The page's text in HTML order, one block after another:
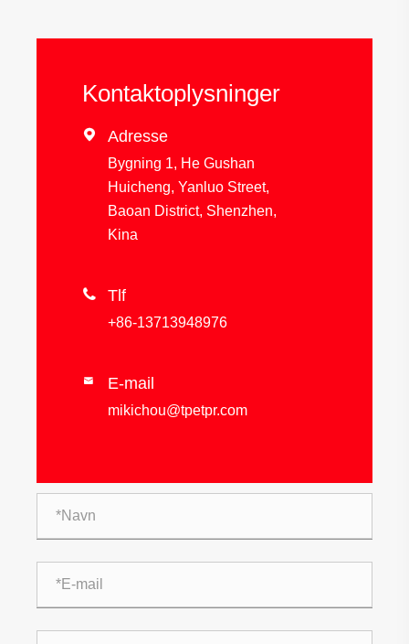
Kontaktoplysninger
 Adresse
Bygning 1, He Gushan
Huicheng, Yanluo Street,
Baoan District, Shenzhen,
Kina
 Tlf
+86-13713948976
 E-mail
mikichou@tpetpr.com